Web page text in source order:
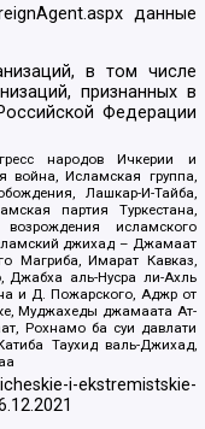
данные
в том числе
признанных в
Федерации
народов Ичкерии и
война, Исламская группа,
Лашкар-И-Тайба,
партия Туркестана,
исламского
джихад – Джамаат
Магриба, Имарат Кавказ,
Джабха аль-Нусра ли-Ахль
и Д. Пожарского, Аджр от
Муджахеды джамаата Ат-
Рохнамо ба суи давлати
Таухид валь-Джихад,
i-ekstremistskie-